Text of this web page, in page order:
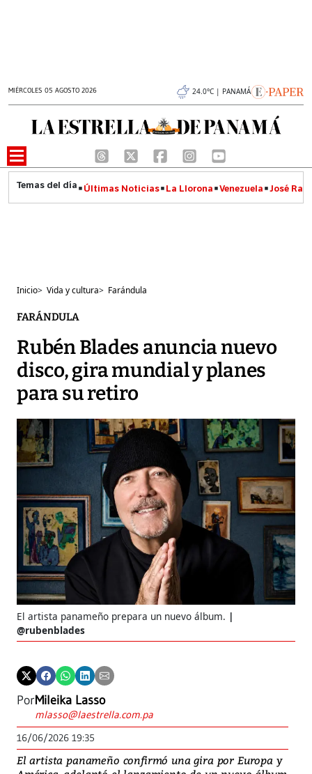
MIÉRCOLES 05 AGOSTO 2026 24.0°C | PANAMÁ
Últimas Noticias La Llorona Venezuela José
Inicio> Vida y cultura> Farándula
FARÁNDULA
Rubén Blades anuncia nuevo
disco, gira mundial y planes
para su retiro
El artista panameño prepara un nuevo álbum.
@rubenblades
PorMileika Lasso
mlasso@laestrella.com.pa
16/06/2026 19:35
El artista panameño confirmó una gira por Europa y